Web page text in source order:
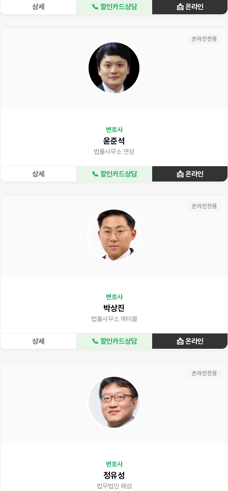
상세 📞 할인카드상담 📩 온라인
온라인전용
변호사
윤준석
법률사무소 연성
상세 📞 할인카드상담 📩 온라인
온라인전용
변호사
박상진
법률사무소 에이블
상세 📞 할인카드상담 📩 온라인
온라인전용
변호사
정유성
법무법인 해성